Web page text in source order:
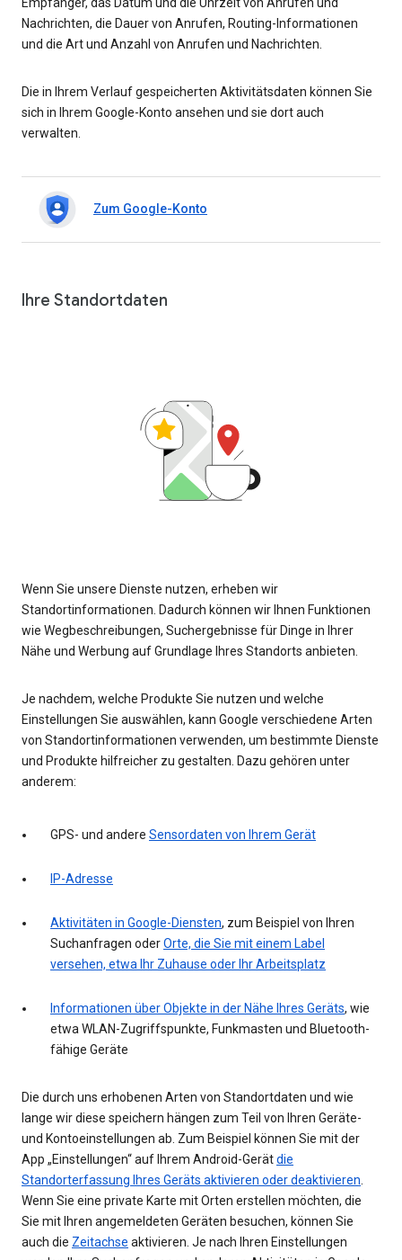
Empfänger, das Datum und die Uhrzeit von Anrufen und
Nachrichten, die Dauer von Anrufen, Routing-Informationen
und die Art und Anzahl von Anrufen und Nachrichten.
Die in Ihrem Verlauf gespeicherten Aktivitätsdaten können Sie
sich in Ihrem Google-Konto ansehen und sie dort auch
verwalten.
Zum Google-Konto
Ihre Standortdaten
Wenn Sie unsere Dienste nutzen, erheben wir
Standortinformationen. Dadurch können wir Ihnen Funktionen
wie Wegbeschreibungen, Suchergebnisse für Dinge in Ihrer
Nähe und Werbung auf Grundlage Ihres Standorts anbieten.
Je nachdem, welche Produkte Sie nutzen und welche
Einstellungen Sie auswählen, kann Google verschiedene Arten
von Standortinformationen verwenden, um bestimmte Dienste
und Produkte hilfreicher zu gestalten. Dazu gehören unter
anderem:
GPS- und andere Sensordaten von Ihrem Gerät
IP-Adresse
Aktivitäten in Google-Diensten, zum Beispiel von Ihren
Suchanfragen oderOrte, die Sie mit einem Label
versehen, etwa Ihr Zuhause oder Ihr Arbeitsplatz
Informationen über Objekte in der Nähe Ihres Geräts, wie
etwa WLAN-Zugriffspunkte, Funkmasten und Bluetooth-
fähige Geräte
Die durch uns erhobenen Arten von Standortdaten und wie
lange wir diese speichern hängen zum Teil von Ihren Geräte-
und Kontoeinstellungen ab. Zum Beispiel können Sie mit der
App „Einstellungen“ auf Ihrem Android-Gerätdie
Standorterfassung Ihres Geräts aktivieren oder deaktivieren
Wenn Sie eine private Karte mit Orten erstellen möchten, die
Sie mit Ihren angemeldeten Geräten besuchen, können Sie
auch die Zeitachse aktivieren. Je nach Ihren Einstellungen